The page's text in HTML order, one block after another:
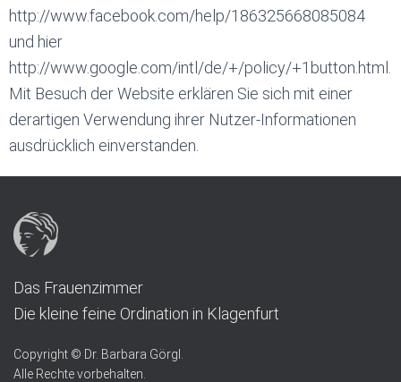
http://www.facebook.com/help/186325668085084
und hier
http://www.google.com/intl/de/+/policy/+1button.html.
Mit Besuch der Website erklären Sie sich mit einer
derartigen Verwendung ihrer Nutzer-Informationen
ausdrücklich einverstanden.
Das Frauenzimmer
Die kleine feine Ordination in Klagenfurt
Copyright © Dr. Barbara Görgl.
Alle Rechte vorbehalten.